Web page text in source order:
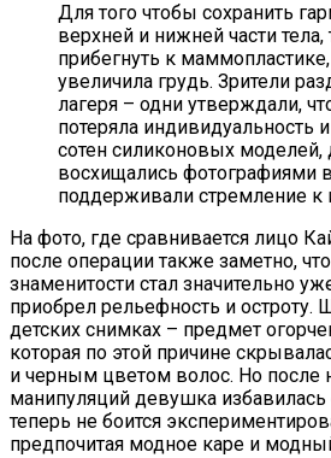
Для того чтобы сохранить
верхней и нижней части
прибегнуть к
увеличила грудь. Зрители
лагеря – одни утверждали,
потеряла индивидуальность
сотен силиконовых моделей,
восхищались фотографиями
поддерживали стремление к
На фото, где сравнивается лицо
после операции также заметно,
знаменитости стал значительно
приобрел рельефность и остроту.
детских снимках – предмет
которая по этой причине
и черным цветом волос. Но после
манипуляций девушка
теперь не боится
предпочитая модное каре и